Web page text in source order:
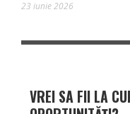
23 iunie 2026
VREI SA FII LA